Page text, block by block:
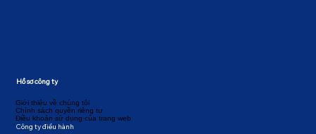
Giới thiệu về chúng tôi
Chính sách quyền riêng tư
Điều khoản sử dụng của trang web
Công ty điều hành
Hồ sơ công ty